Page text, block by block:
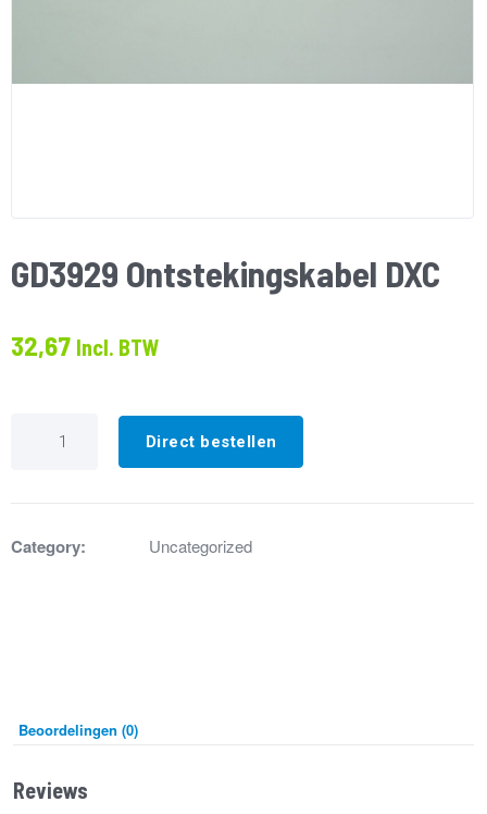
GD3929 Ontstekingskabel DXC
32,67 Incl. BTW
Ontstekingskabel
Direct bestellen
Category: Uncategorized
Beoordelingen (0)
Reviews